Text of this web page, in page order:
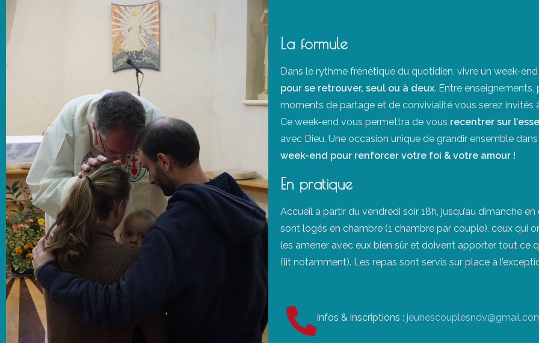
La formule
Dans le rythme frénétique du quotidien, vivre un week-
pour se retrouver, seul ou à deux. Entre enseignements,
moments de partage et de convivialité vous serez invités
Ce week-end vous permettra de vous recentrer sur
avec Dieu. Une occasion unique de grandir ensemble
week-end pour renforcer votre foi & votre amour !
En pratique
Accueil à partir du vendredi soir 18h, jusqu’au dimanche
sont logés en chambre (1 chambre par couple), ceux qui
les amener avec eux bien sûr et doivent apporter tout ce
(lit notamment). Les repas sont servis sur place à
Infos & inscriptions :